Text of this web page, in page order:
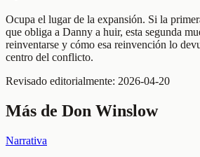
Ocupa el lugar de la expansión. Si la
que obliga a Danny a huir, esta segunda
reinventarse y cómo esa reinvención lo
centro del conflicto.
Revisado editorialmente: 2026-04-20
Más de Don Winslow
Narrativa